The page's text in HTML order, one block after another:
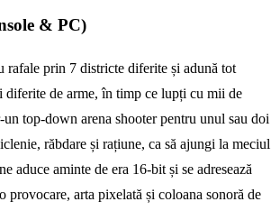
& PC)
rafale prin 7 districte diferite și adună tot
diferite de arme, în timp ce lupți cu mii de
top-down arena shooter pentru unul sau doi
răbdare și rațiune, ca să ajungi la meciul
aduce aminte de era 16-bit și se adresează
provocare, arta pixelată și coloana sonoră de